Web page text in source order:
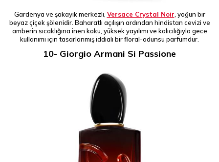
Gardenya ve şakayık merkezli, Versace Crystal Noir , yoğun bir
beyaz çiçek şölenidir. Baharatlı açılışın ardından hindistan cevizi ve
amberin sıcaklığına inen koku, yüksek yayılımı ve kalıcılığıyla gece
kullanımı için tasarlanmış iddialı bir floral-odunsu parfümdür.
10- Giorgio Armani Si Passione